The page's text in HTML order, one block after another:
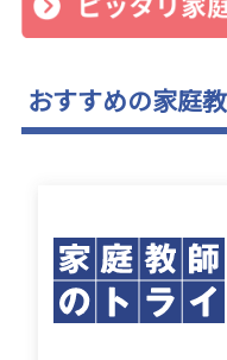
おすすめの家庭